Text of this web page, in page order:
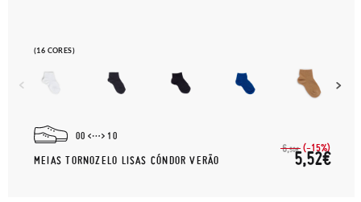
(16 CORES)
00 10
MEIAS TORNOZELO LISAS CÓNDOR VERÃO
6,50€ (-15%)
5,52€